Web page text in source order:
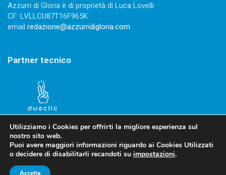
Azzurri di Gloria è di proprietà di Luca Lovelli
CF: LVLLCU87T16F965K
email redazione@azzurridigloria.com
Partner tecnico
Privacy Policy-Cookies Policy
Utilizziamo i Cookies per offrirti la migliore esperienza sul
nostro sito web.
Puoi avere maggiori informazioni riguardo ai Cookies Utilizzati
o decidere di disabilitarli recandoti su impostazioni.
Accetta